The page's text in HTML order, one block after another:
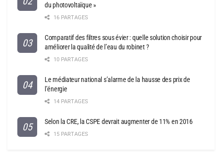
du photovoltaïque »
16 PARTAGES
Comparatif des filtres sous évier : quelle solution choisir pour
améliorer la qualité de l’eau du robinet ?
10 PARTAGES
Le médiateur national s’alarme de la hausse des prix de
l’énergie
14 PARTAGES
Selon la CRE, la CSPE devrait augmenter de 11% en 2016
15 PARTAGES